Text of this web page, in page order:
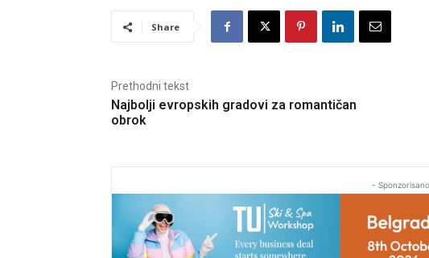
Share
Prethodni tekst
Najbolji evropskih gradovi za romantičan
obrok
-